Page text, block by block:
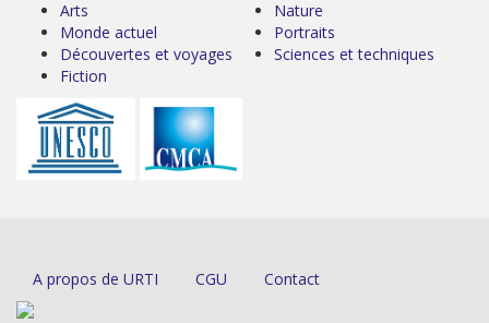
Arts
Monde actuel
Découvertes et voyages
Fiction
Nature
Portraits
Sciences et techniques
A propos de URTI CGU Contact